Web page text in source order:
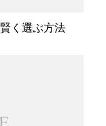
く選ぶ方法